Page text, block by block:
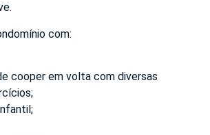
com:
cooper em volta com diversas